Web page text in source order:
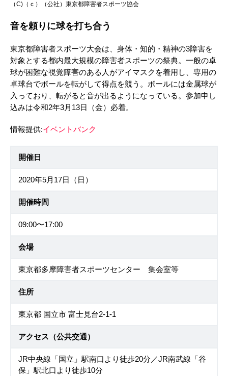
（C)（ｃ）（公社）東京都障害者スポーツ協会
音を頼りに球を打ち合う
東京都障害者スポーツ大会は、身体・知的・精神の3障害を
対象とする都内最大規模の障害者スポーツの祭典。一般の卓
球が困難な視覚障害のある人がアイマスクを着用し、専用の
卓球台でボールを転がして得点を競う。ボールには金属球が
入っており、転がると音が出るようになっている。参加申し
込みは令和2年3月13日（金）必着。
情報提供:イベントバンク
開催日
2020年5月17日（日）
開催時間
09:00〜17:00
会場
東京都多摩障害者スポーツセンター 集会室等
住所
東京都 国立市 富士見台2-1-1
アクセス（公共交通）
JR中央線「国立」駅南口より徒歩20分／JR南武線「谷
保」駅北口より徒歩10分